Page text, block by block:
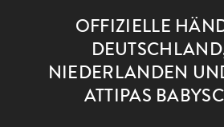
OFFIZIELLE
NIEDERLANDEN
ATTIPAS